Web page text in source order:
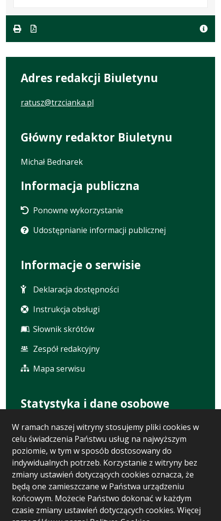
W ramach naszej witryny stosujemy pliki cookies w
celu świadczenia Państwu usług na najwyższym
poziomie, w tym w sposób dostosowany do
indywidualnych potrzeb. Korzystanie z witryny bez
zmiany ustawień dotyczących cookies oznacza, że
będą one zamieszczane w Państwa urządzeniu
końcowym. Możecie Państwo dokonać w każdym
czasie zmiany ustawień dotyczących cookies. Więcej
formacie:
76
w
formacie
Adres redakcji Biuletynu
ratusz@trzcianka.pl
Główny redaktor Biuletynu
Michał Bednarek
Informacja publiczna
Ponowne wykorzystanie
Udostępnianie informacji publicznej
Informacje o serwisie
Deklaracja dostępności
Instrukcja obsługi
Słownik skrótów
Zespół redakcyjny
Mapa serwisu
Statystyka i dane osobowe
Statystyki oglądalności
Ostatnio dodane
Polityka prywatności
RODO